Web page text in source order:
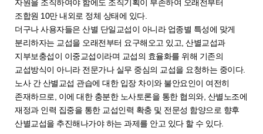
자원을 조직하여야 함에도 조직기획이 부존하여 오래전부터
조합원 10만 내외로 정체 상태에 있다.
더구나 사용자들은 산별 단일교섭이 아니라 업종별 특성에 맞게
분리하자는 교섭을 오래전부터 요구해오고 있고, 산별교섭과
지부보충섭이 이중교섭이라며 교섭의 효율화를 위해 기존의
교섭방식이 아니라 전문가나 실무 중심의 교섭을 요청하는 중이다.
노사 간 산별교섭 관습에 대한 입장 차이와 불안요인이 여전히
존재하므로, 이에 대한 충분한 노사토론을 통한 협의와, 산별노조에
재정과 인력 집중을 통한 교섭인력 확충 및 전문성 함양으로 향후
산별교섭을 추진해나가야 하는 과제를 안고 있다 할 수 있다.